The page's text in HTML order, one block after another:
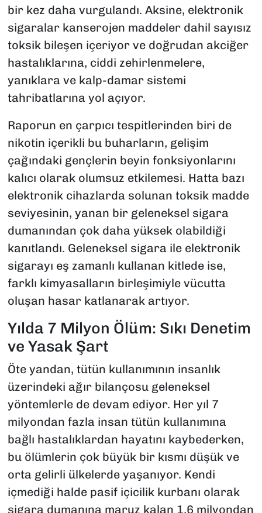
bir kez daha vurgulandı. Aksine, elektronik
sigaralar kanserojen maddeler dahil sayısız
toksik bileşen içeriyor ve doğrudan akciğer
hastalıklarına, ciddi zehirlenmelere,
yanıklara ve kalp-damar sistemi
tahribatlarına yol açıyor.
Raporun en çarpıcı tespitlerinden biri de
nikotin içerikli bu buharların, gelişim
çağındaki gençlerin beyin fonksiyonlarını
kalıcı olarak olumsuz etkilemesi. Hatta bazı
elektronik cihazlarda solunan toksik madde
seviyesinin, yanan bir geleneksel sigara
dumanından çok daha yüksek olabildiği
kanıtlandı. Geleneksel sigara ile elektronik
sigarayı eş zamanlı kullanan kitlede ise,
farklı kimyasalların birleşimiyle vücutta
oluşan hasar katlanarak artıyor.
Yılda 7 Milyon Ölüm: Sıkı Denetim
ve Yasak Şart
Öte yandan, tütün kullanımının insanlık
üzerindeki ağır bilançosu geleneksel
yöntemlerle de devam ediyor. Her yıl 7
milyondan fazla insan tütün kullanımına
bağlı hastalıklardan hayatını kaybederken,
bu ölümlerin çok büyük bir kısmı düşük ve
orta gelirli ülkelerde yaşanıyor. Kendi
içmediği halde pasif içicilik kurbanı olarak
sigara dumanına maruz kalan 1,6 milyondan